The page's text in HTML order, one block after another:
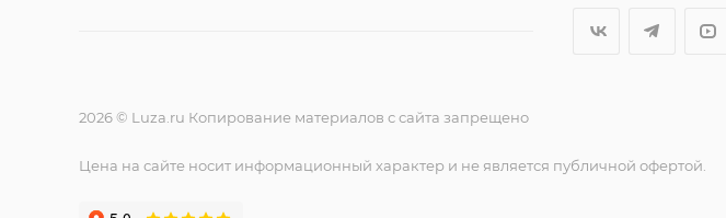
2026 © Luza.ru Копирование материалов с сайта запрещено
Цена на сайте носит информационный характер и не является публичной офертой.